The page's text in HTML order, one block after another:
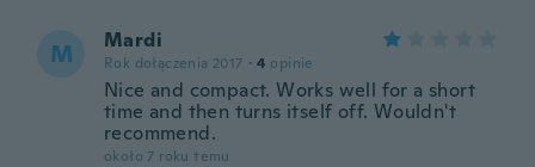
M Mardi
Rok dołączenia 2017 · 4 opinie
Nice and compact. Works well for a short
time and then turns itself off. Wouldn't
recommend.
około 7 roku temu